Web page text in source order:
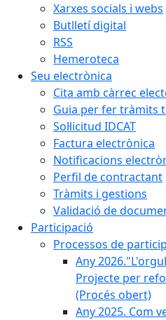
Xarxes socials i webs
Butlletí digital
RSS
Hemeroteca
Seu electrònica
Cita amb càrrec
Guia per fer tràmits
Sol·licitud IDCAT
Factura electrònica
Notificacions
Perfil de contractant
Tràmits i gestions
Validació de
Participació
Processos de
Any
Projecte per
(Procés obert)
Any 2025. Com